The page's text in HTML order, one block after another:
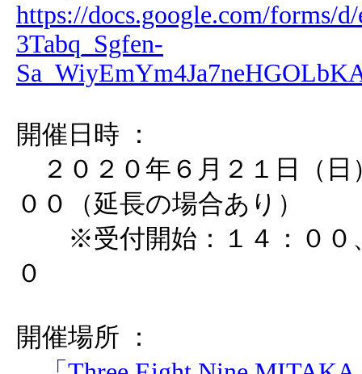
https://docs.google.com/forms/
3Tabq_Sgfen-
開催日時 ：
２０２０年６月２１日（日
００（延長の場合あり）
※受付開始：１４：００
０
開催場所 ：